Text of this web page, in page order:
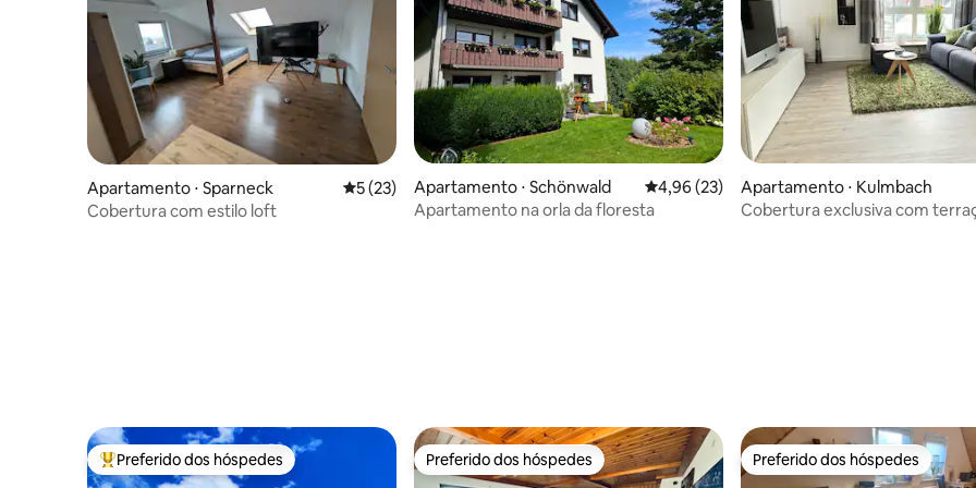
Apartamento ⋅ Sparneck 5 de uma avaliação média de 5, 23 avaliações
5 (23)
Cobertura com estilo loft
Apartamento ⋅ Schönwald 4,96 de uma avaliação média de 5, 23
4,96 (23)
Apartamento na orla da floresta
Apartamento ⋅ Kulmbach
Cobertura exclusiva com
Entre os melhores preferidos dos hóspedes
Preferido dos hóspedes Preferido dos hóspedes
Preferido dos hóspedes Preferido dos hóspedes
Preferido dos hóspedes